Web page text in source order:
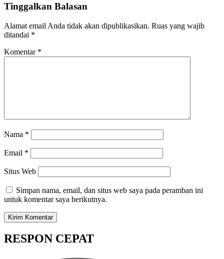
Tinggalkan Balasan
Alamat email Anda tidak akan dipublikasikan. Ruas yang wajib
ditandai *
Komentar *
Nama *
Email *
Situs Web
Simpan nama, email, dan situs web saya pada peramban ini
untuk komentar saya berikutnya.
RESPON CEPAT